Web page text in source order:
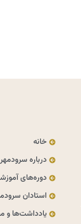
خانه
درباره سرودمهر
دوره‌های
استادان
یادداشت‌ها و